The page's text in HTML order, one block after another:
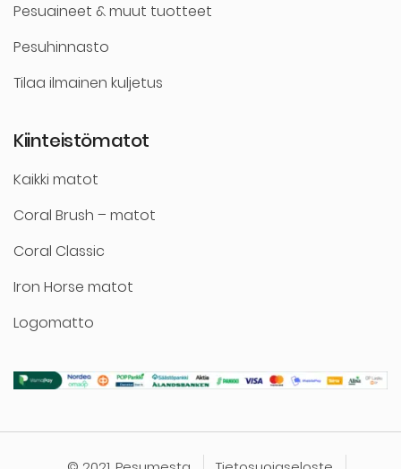
Pesuaineet & muut tuotteet
Pesuhinnasto
Tilaa ilmainen kuljetus
Kiinteistömatot
Kaikki matot
Coral Brush – matot
Coral Classic
Iron Horse matot
Logomatto